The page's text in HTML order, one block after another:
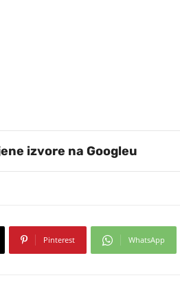
izvore na Googleu
Pinterest WhatsApp